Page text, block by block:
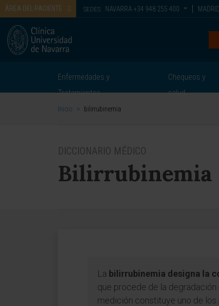
ÁREA DEL PACIENTE SEDES: NAVARRA +34 948 255 400 MADRID
Enfermedades y
Tratamientos
Chequeos y
salud
Inicio > bilirrubinemia
DICCIONARIO MÉDICO
Bilirrubinemia
La bilirrubinemia designa la
que procede de la
medición constituye uno de